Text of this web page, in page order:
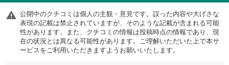
公開中のクチコミは個人の主観・意見です。誤った内容や大げさな
表現の記載は禁止されていますが、そのような記載が含まれる可能
性があります。また、クチコミの情報は投稿時点の情報であり、現
在の状況とは異なる可能性があります。ご理解いただいた上で本サ
ービスをご利用いただきますようお願いいたします。